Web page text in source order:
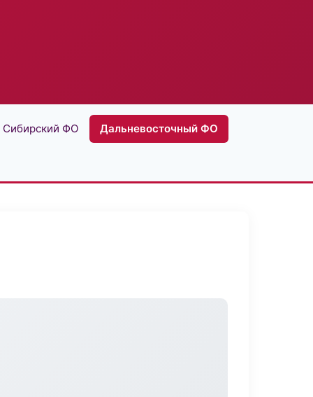
Сибирский ФО Дальневосточный ФО